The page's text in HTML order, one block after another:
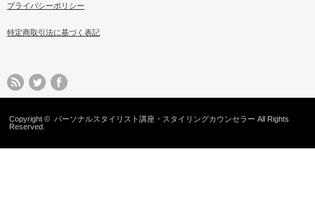
プライバシーポリシー
特定商取引法に基づく表記
Copyright © パーソナルスタイリスト講座・スタイリングカウンセラー All Rights
Reserved.